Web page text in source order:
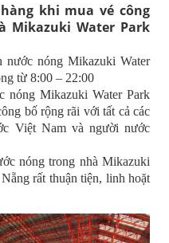
khi mua vé công
Mikazuki Water Park
nóng Mikazuki Water
từ 8:00 – 22:00
nóng Mikazuki Water Park
bố rộng rãi với tất cả các
Việt Nam và người nước
nóng trong nhà Mikazuki
rất thuận tiện, linh hoặt